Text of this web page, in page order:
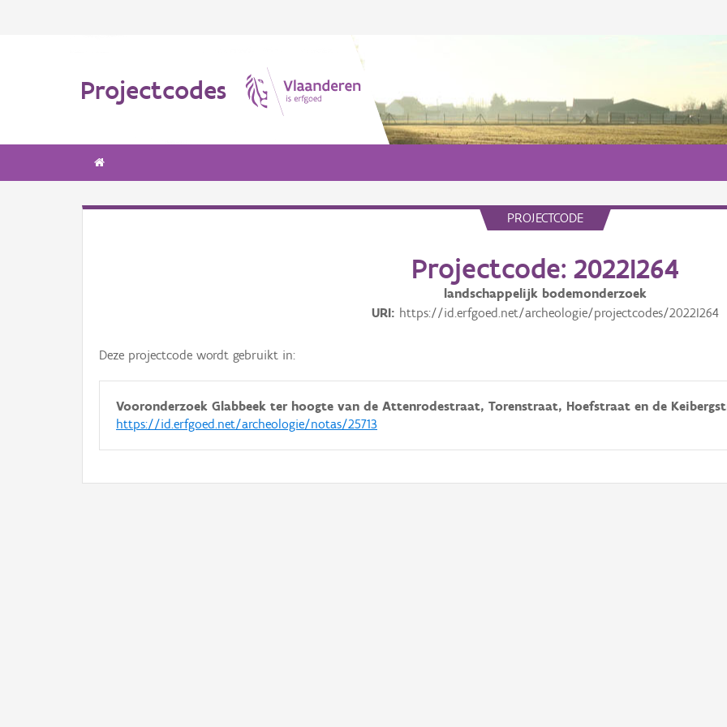
Projectcodes
PROJECTCODE
Projectcode: 2022I264
landschappelijk bodemonderzoek
URI https://id.erfgoed.net/archeologie/projectcodes/2022I264
Deze projectcode wordt gebruikt in:
Vooronderzoek Glabbeek ter hoogte van de Attenrodestraat, Torenstraat, Hoefstraat en de
https://id.erfgoed.net/archeologie/notas/25713